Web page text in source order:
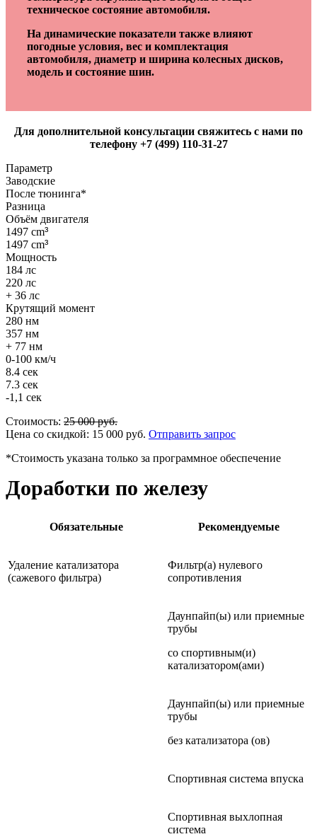
техническое состояние автомобиля.
На динамические показатели также влияют
погодные условия, вес и комплектация
автомобиля, диаметр и ширина колесных дисков,
модель и состояние шин.
Для дополнительной консультации свяжитесь с нами по
телефону +7 (499) 110-31-27
Параметр
Заводские
После тюнинга*
Разница
Объём двигателя
1497 cm³
1497 cm³
Мощность
184 лс
220 лс
+ 36 лс
Крутящий момент
280 нм
357 нм
+ 77 нм
0-100 км/ч
8.4 сек
7.3 сек
-1,1 сек
Стоимость: 25 000руб.
Цена со скидкой: 15 000 руб. Отправить запрос
*Стоимость указана только за программное обеспечение
Доработки по железу
Обязательные Рекомендуемые
Удаление катализатора
(сажевого фильтра)
Фильтр(а) нулевого
сопротивления
Даунпайп(ы) или приемные
трубы
со спортивным(и)
катализатором(ами)
Даунпайп(ы) или приемные
трубы
без катализатора (ов)
Спортивная система впуска
Спортивная выхлопная
система